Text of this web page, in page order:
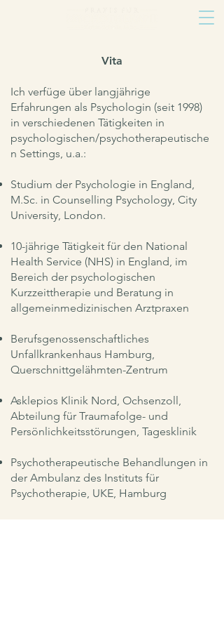
Vita
​Ich verfüge über langjährige
Erfahrungen als Psychologin (seit 1998)
in verschiedenen Tätigkeiten in
psychologischen/psychotherapeutische
n Settings, u.a.:
Studium der Psychologie in England,
M.Sc. in Counselling Psychology, City
University, London.
10-jährige Tätigkeit für den National
Health Service (NHS) in England, im
Bereich der psychologischen
Kurzzeittherapie und Beratung in
allgemeinmedizinischen Arztpraxen
Berufsgenossenschaftliches
Unfallkrankenhaus Hamburg,
Querschnittgelähmten-Zentrum
Asklepios Klinik Nord, Ochsenzoll,
Abteilung für Traumafolge- und
Persönlichkeitsstörungen, Tagesklinik
Psychotherapeutische Behandlungen in
der Ambulanz des Instituts für
Psychotherapie, UKE, Hamburg